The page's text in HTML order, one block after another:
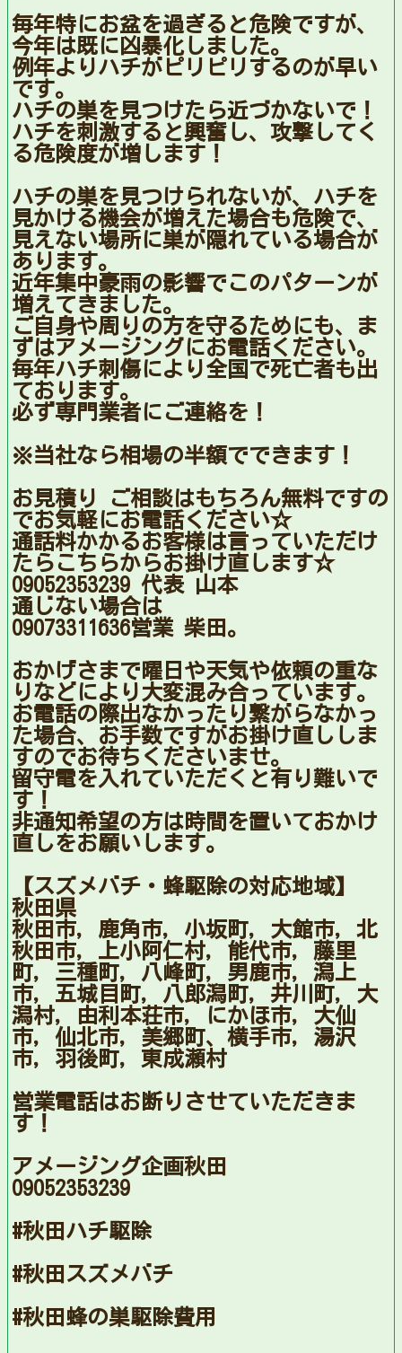
毎年特にお盆を過ぎると危険ですが、
今年は既に凶暴化しました。
例年よりハチがピリピリするのが早い
です。
ハチの巣を見つけたら近づかないで！
ハチを刺激すると興奮し、攻撃してく
る危険度が増します！
ハチの巣を見つけられないが、ハチを
見かける機会が増えた場合も危険で、
見えない場所に巣が隠れている場合が
あります。
近年集中豪雨の影響でこのパターンが
増えてきました。
ご自身や周りの方を守るためにも、ま
ずはアメージングにお電話ください。
毎年ハチ刺傷により全国で死亡者も出
ております。
必ず専門業者にご連絡を！
※当社なら相場の半額でできます！
お見積り ご相談はもちろん無料ですの
でお気軽にお電話ください☆
通話料かかるお客様は言っていただけ
たらこちらからお掛け直します☆
09052353239 代表 山本
通じない場合は
09073311636営業 柴田。
おかげさまで曜日や天気や依頼の重な
りなどにより大変混み合っています。
お電話の際出なかったり繋がらなかっ
た場合、お手数ですがお掛け直ししま
すのでお待ちくださいませ。
留守電を入れていただくと有り難いで
す！
非通知希望の方は時間を置いておかけ
直しをお願いします。
【スズメバチ・蜂駆除の対応地域】
秋田県
秋田市，鹿角市，小坂町，大館市，北
秋田市，上小阿仁村，能代市，藤里
町，三種町，八峰町，男鹿市，潟上
市，五城目町，八郎潟町，井川町，大
潟村，由利本荘市，にかほ市，大仙
市，仙北市，美郷町、横手市，湯沢
市，羽後町，東成瀬村
営業電話はお断りさせていただきま
す！
アメージング企画秋田
09052353239
#秋田ハチ駆除
#秋田スズメバチ
#秋田蜂の巣駆除費用